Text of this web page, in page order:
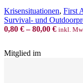
may
be
Krisensituationen, First
Survival- und
0,80 €–80,00 € inkl.
Mitglied im